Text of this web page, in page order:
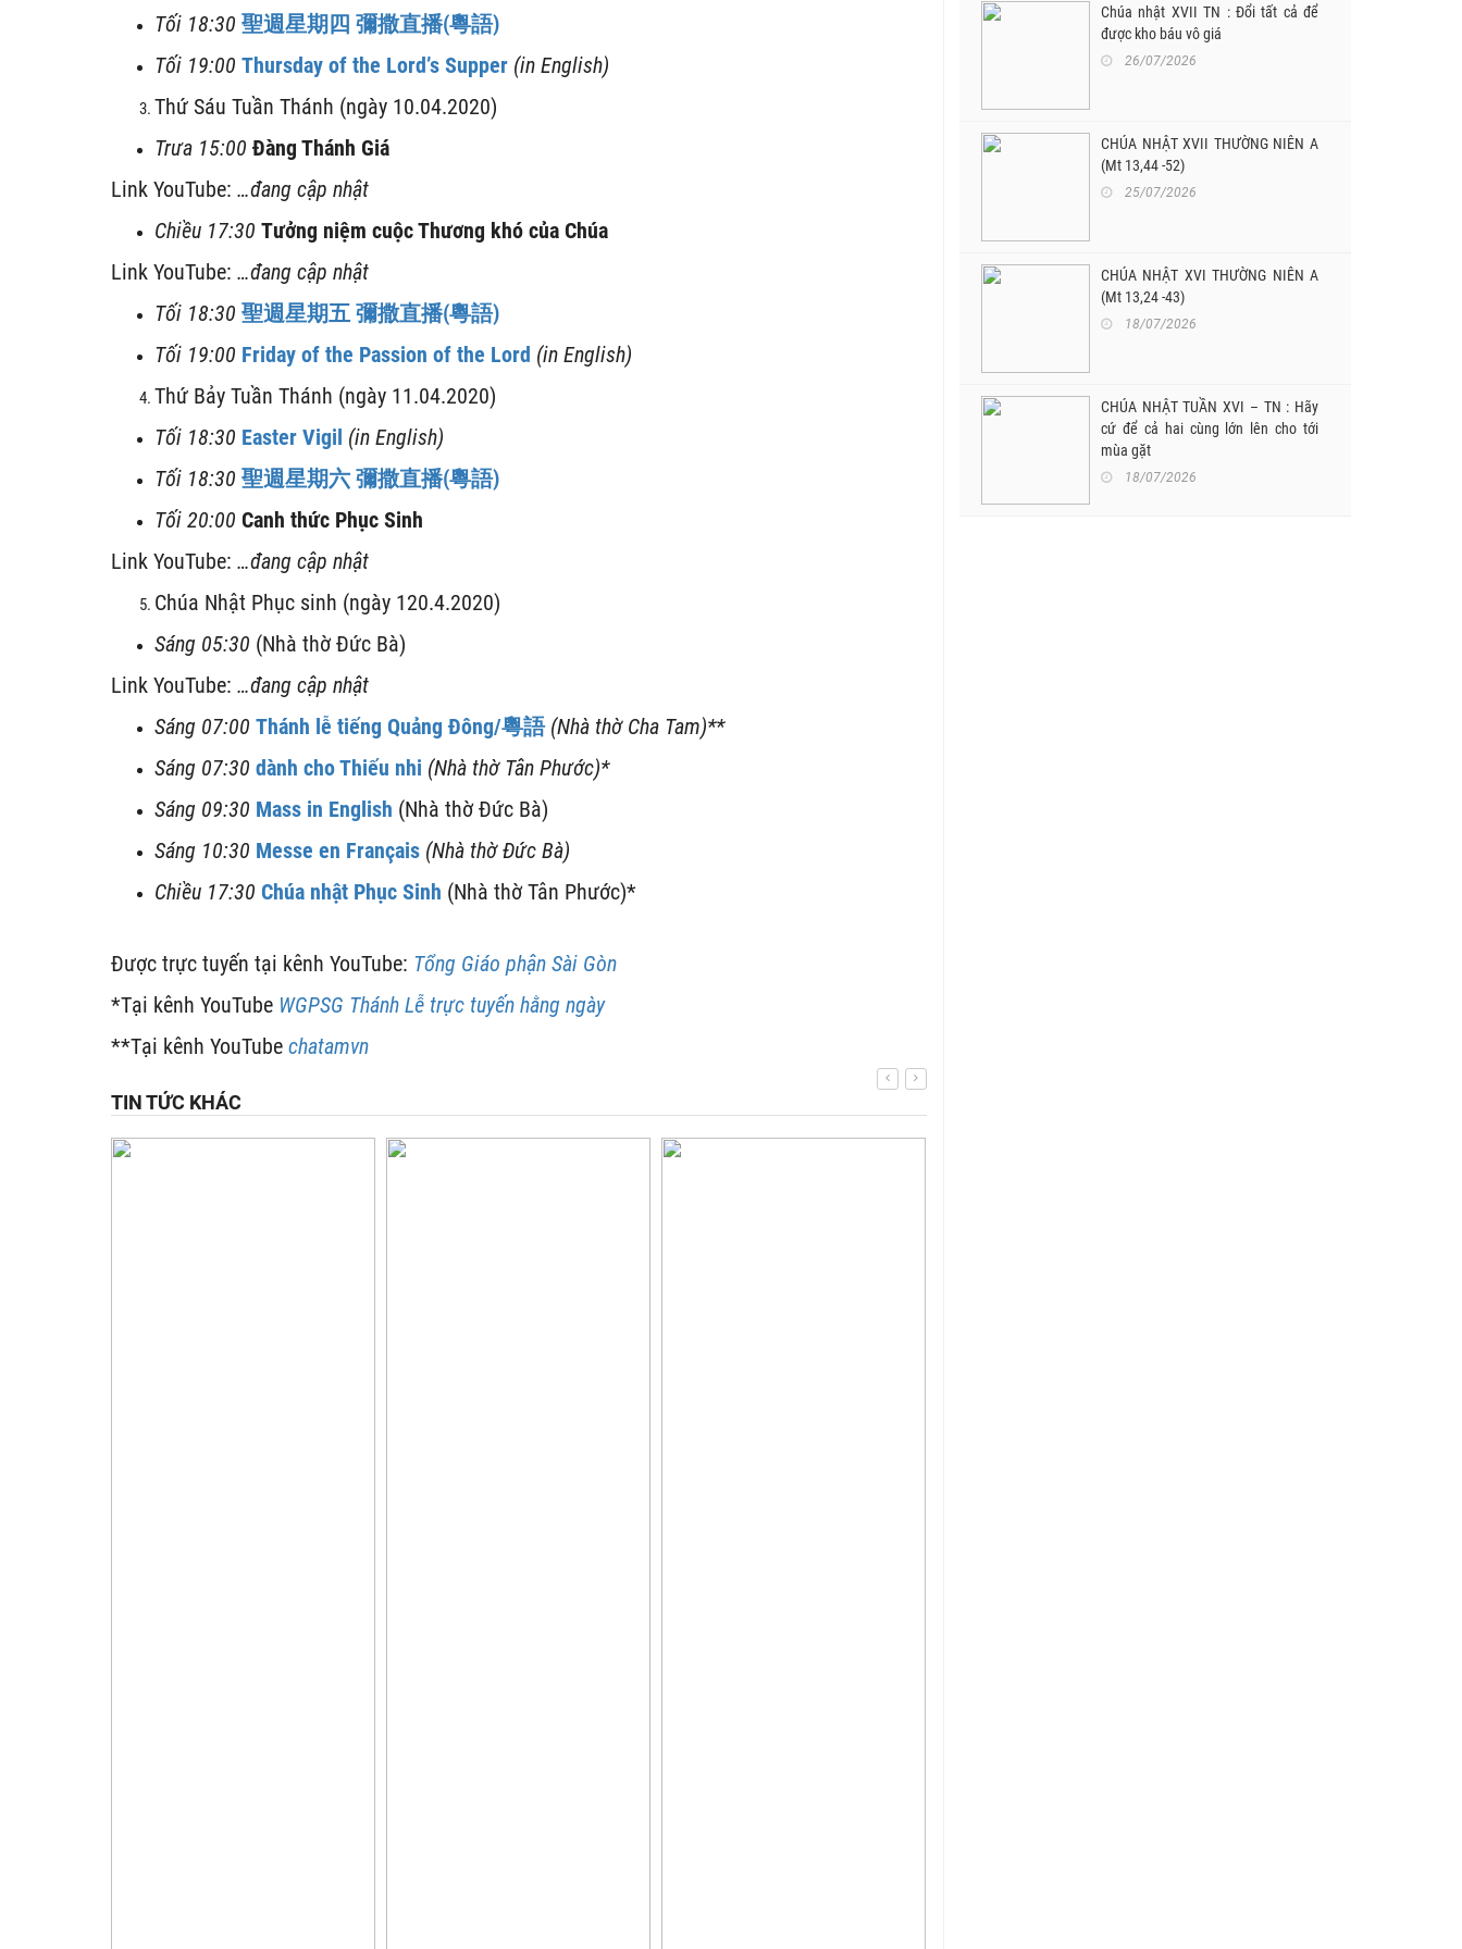
Tối 18:30 聖週星期四 彌撒直播(粵語)
Tối 19:00 Thursday of the Lord’s Supper (in English)
Thứ Sáu Tuần Thánh (ngày 10.04.2020)
Trưa 15:00 Đàng Thánh Giá
Link YouTube: …đang cập nhật
Chiều 17:30 Tưởng niệm cuộc Thương khó của Chúa
Link YouTube: …đang cập nhật
Tối 18:30 聖週星期五 彌撒直播(粵語)
Tối 19:00 Friday of the Passion of the Lord (in English)
Thứ Bảy Tuần Thánh (ngày 11.04.2020)
Tối 18:30 Easter Vigil (in English)
Tối 18:30 聖週星期六 彌撒直播(粵語)
Tối 20:00 Canh thức Phục Sinh
Link YouTube: …đang cập nhật
Chúa Nhật Phục sinh (ngày 120.4.2020)
Sáng 05:30 (Nhà thờ Đức Bà)
Link YouTube: …đang cập nhật
Sáng 07:00 Thánh lễ tiếng Quảng Đông/粵語 (Nhà thờ Cha Tam)**
Sáng 07:30 dành cho Thiếu nhi (Nhà thờ Tân Phước)*
Sáng 09:30 Mass in English (Nhà thờ Đức Bà)
Sáng 10:30 Messe en Français (Nhà thờ Đức Bà)
Chiều 17:30 Chúa nhật Phục Sinh (Nhà thờ Tân Phước)*
Được trực tuyến tại kênh YouTube: Tổng Giáo phận Sài Gòn
*Tại kênh YouTube WGPSG Thánh Lễ trực tuyến hằng ngày
**Tại kênh YouTube chatamvn
TIN TỨC KHÁC
Chúa nhật XVII TN : Đổi tất cả để
được kho báu vô giá
26/07/2026
CHÚA NHẬT XVII THƯỜNG NIÊN A
(Mt 13,44 -52)
25/07/2026
CHÚA NHẬT XVI THƯỜNG NIÊN A
(Mt 13,24 -43)
18/07/2026
CHÚA NHẬT TUẦN XVI – TN : Hãy
cứ để cả hai cùng lớn lên cho tới
mùa gặt
18/07/2026